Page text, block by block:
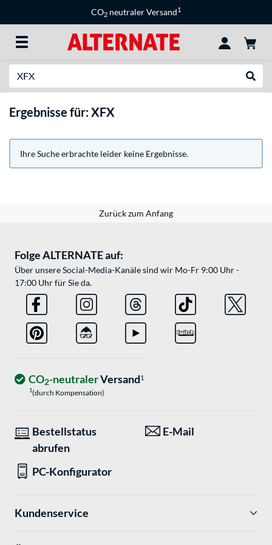
CO2 neutraler Versand1
Ergebnisse für: XFX
Ihre Suche erbrachte leider keine Ergebnisse.
Zurück zum Anfang
Folge ALTERNATE auf:
Über unsere Social-Media-Kanäle sind wir Mo-Fr 9:00 Uhr -
17:00 Uhr für Sie da.
CO2-neutralerVersand1
1(durch Kompensation)
Bestellstatus
abrufen
E-Mail
PC-Konfigurator
Kundenservice